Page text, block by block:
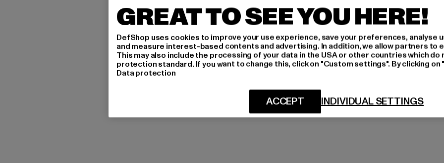
Hersteller: TB
Dr.-Robert-Murjahn-
GRÖSSE
LIEFERUNG &
GREAT TO SEE YOU HERE!
DefShop uses cookies to improve your use experience, save your preferences, analyse
and measure interest-based contents and advertising. In addition, we allow partners to
This may also include the processing of your data in the USA or other countries which do
protection standard. If you want to change this, click on "Custom settings". By clicking
Data protection
INDIVIDUAL SETTINGS
ACCEPT